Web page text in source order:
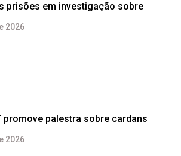
prisões em investigação sobre
2026
promove palestra sobre cardans
2026